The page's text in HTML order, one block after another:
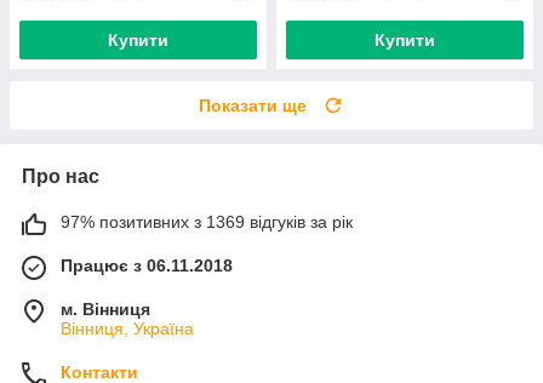
Купити Купити
Показати ще
Про нас
97% позитивних з 1369 відгуків за рік
Працює з 06.11.2018
м. Вінниця
Вінниця, Україна
Контакти